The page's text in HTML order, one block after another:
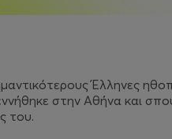
Έλληνες
στην Αθήνα και
του.